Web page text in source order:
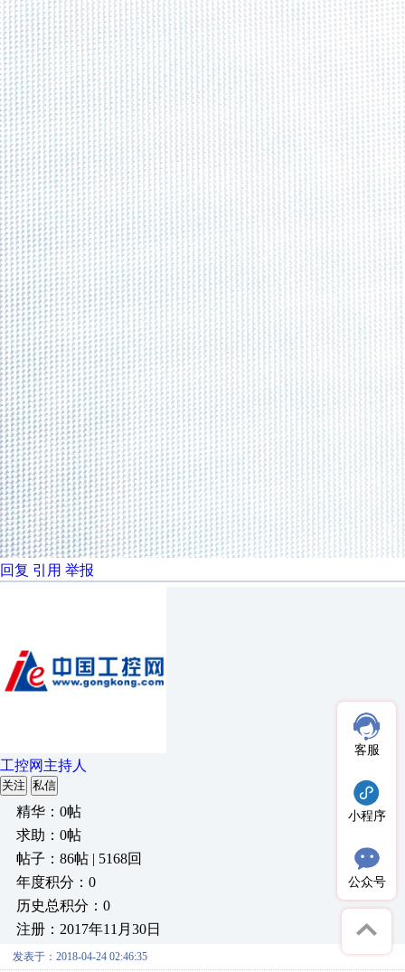
回复 引用 举报
工控网主持人
关注 私信
精华：0帖
求助：0帖
帖子：86帖 | 5168回
年度积分：0
历史总积分：0
注册：2017年11月30日
发表于：2018-04-24 02:46:35
客服
小程序
公众号